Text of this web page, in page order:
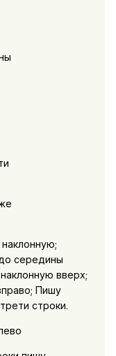
середины
вверх;
Пишу
строки.